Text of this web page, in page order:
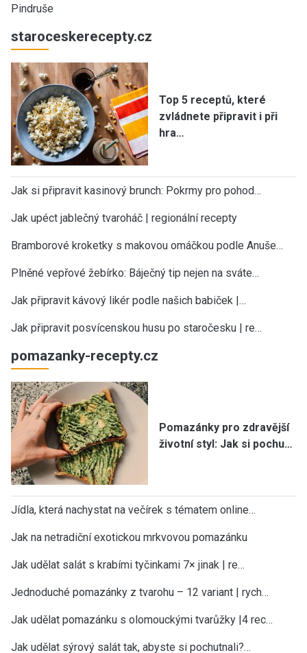
Pindruše
staroceskerecepty.cz
Top 5 receptů, které
zvládnete připravit i při
hra…
Jak si připravit kasinový brunch: Pokrmy pro pohod…
Jak upéct jablečný tvaroháč | regionální recepty
Bramborové kroketky s makovou omáčkou podle Anuše…
Plněné vepřové žebírko: Báječný tip nejen na sváte…
Jak připravit kávový likér podle našich babiček |…
Jak připravit posvícenskou husu po staročesku | re…
pomazanky-recepty.cz
Pomazánky pro zdravější
životní styl: Jak si pochu…
Jídla, která nachystat na večírek s tématem online…
Jak na netradiční exotickou mrkvovou pomazánku
Jak udělat salát s krabími tyčinkami 7× jinak | re…
Jednoduché pomazánky z tvarohu – 12 variant | rych…
Jak udělat pomazánku s olomouckými tvarůžky |4 rec…
Jak udělat sýrový salát tak, abyste si pochutnali?…